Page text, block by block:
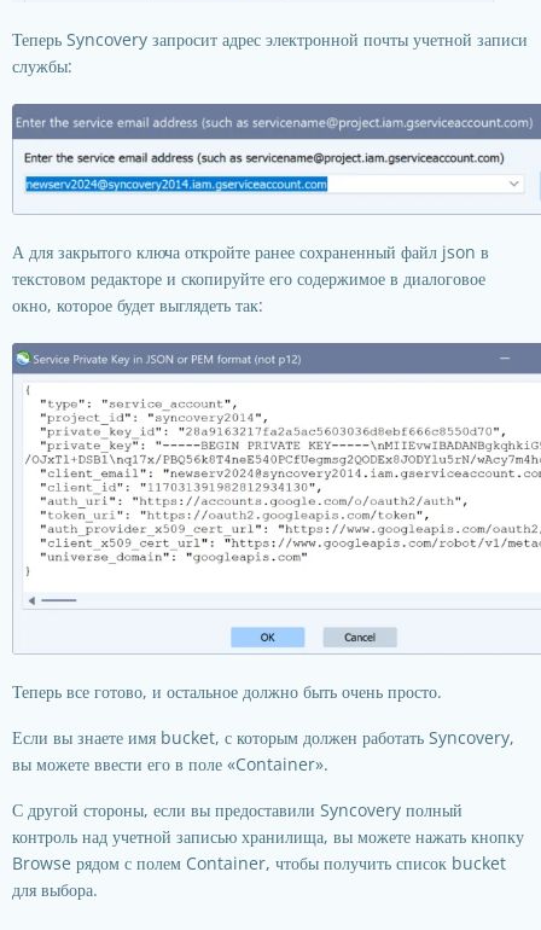
Теперь Syncovery запросит адрес электронной почты учетной записи
службы:
А для закрытого ключа откройте ранее сохраненный файл json в
текстовом редакторе и скопируйте его содержимое в диалоговое
окно, которое будет выглядеть так:
Теперь все готово, и остальное должно быть очень просто.
Если вы знаете имя bucket, с которым должен работать Syncovery,
вы можете ввести его в поле «Container».
С другой стороны, если вы предоставили Syncovery полный
контроль над учетной записью хранилища, вы можете нажать кнопку
Browse рядом с полем Container, чтобы получить список bucket
для выбора.